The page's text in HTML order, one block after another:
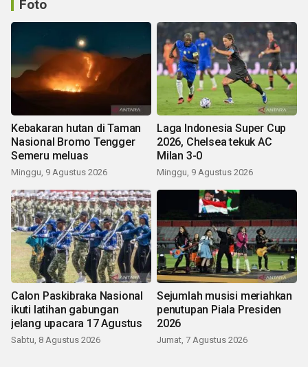
Foto
Kebakaran hutan di Taman
Nasional Bromo Tengger
Semeru meluas
Minggu, 9 Agustus 2026
Laga Indonesia Super Cup
2026, Chelsea tekuk AC
Milan 3-0
Minggu, 9 Agustus 2026
Calon Paskibraka Nasional
ikuti latihan gabungan
jelang upacara 17 Agustus
Sabtu, 8 Agustus 2026
Sejumlah musisi meriahkan
penutupan Piala Presiden
2026
Jumat, 7 Agustus 2026